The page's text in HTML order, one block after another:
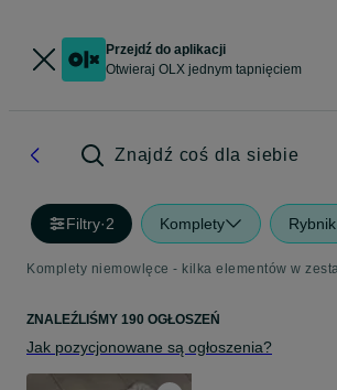
Przejdź do aplikacji
Otwieraj OLX jednym tapnięciem
Znajdź coś dla siebie
Filtry·2 Komplety Rybnik
ZNALEŹLIŚMY 190 OGŁOSZEŃ
Jak pozycjonowane są ogłoszenia?